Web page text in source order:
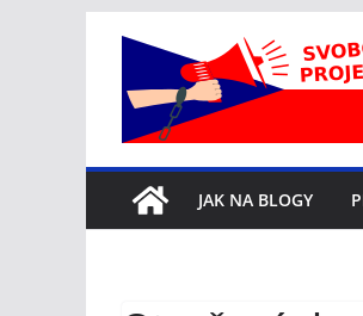
obsah
JAK NA BLOGY